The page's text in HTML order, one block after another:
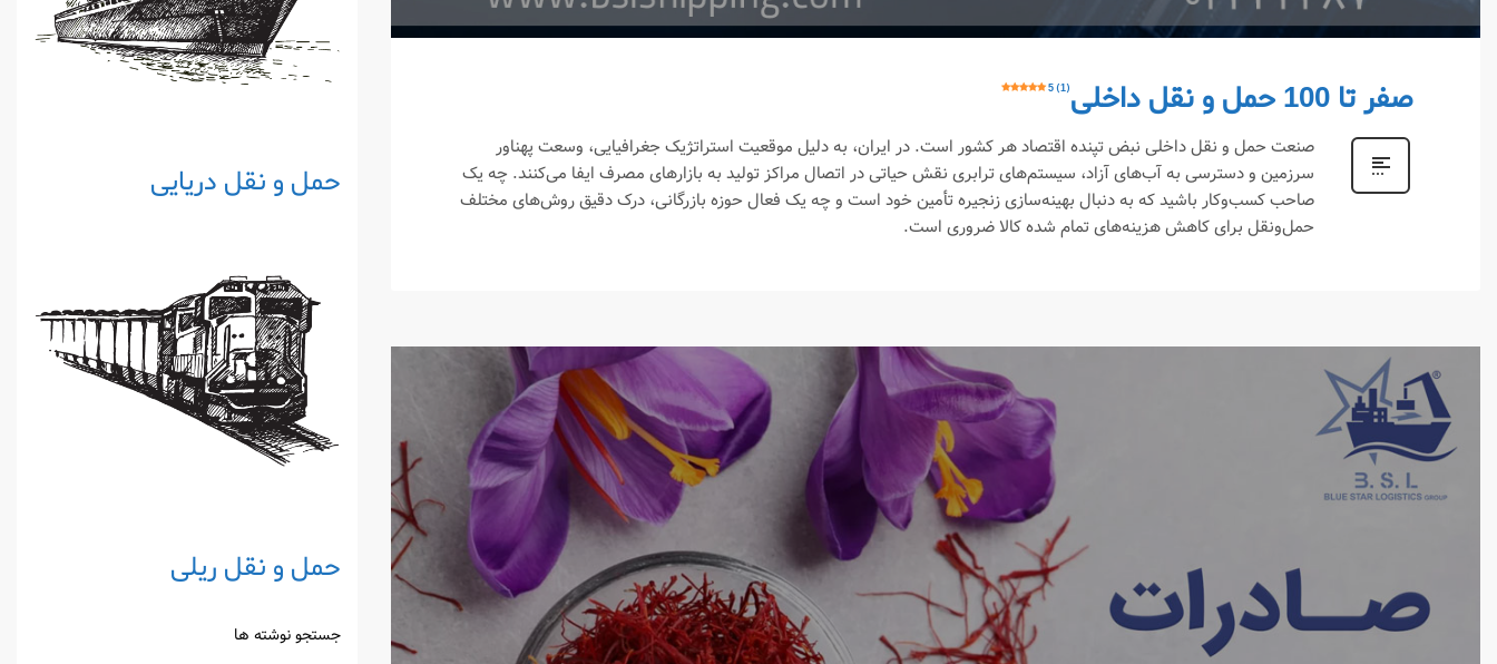
صفر تا 100 حمل و نقل داخلی 5 (1)
صنعت حمل و نقل داخلی نبض تپنده اقتصاد هر کشور است. در ایران، به دلیل موقعیت استراتژیک جغرافیایی، وسعت پهناور
سرزمین و دسترسی به آب‌های آزاد، سیستم‌های ترابری نقش حیاتی در اتصال مراکز تولید به بازارهای مصرف ایفا می‌کنند. چه یک
صاحب کسب‌وکار باشید که به دنبال بهینه‌سازی زنجیره تأمین خود است و چه یک فعال حوزه بازرگانی، درک دقیق روش‌های مختلف
حمل‌ونقل برای کاهش هزینه‌های تمام شده کالا ضروری است.
حمل و نقل دریایی
حمل و نقل ریلی
جستجو نوشته ها